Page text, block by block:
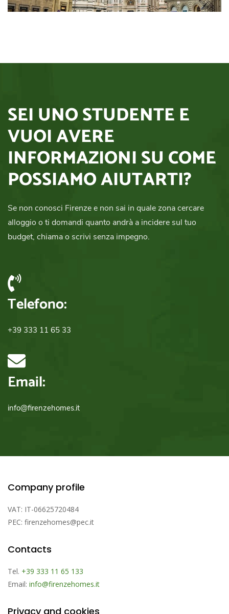
SEI UNO STUDENTE E
VUOI AVERE
INFORMAZIONI SU COME
POSSIAMO AIUTARTI?
Se non conosci Firenze e non sai in quale zona cercare
alloggio o ti domandi quanto andrà a incidere sul tuo
budget, chiama o scrivi senza impegno.
Telefono:
+39 333 11 65 33
Email:
info@firenzehomes.it
Company profile
VAT: IT-06625720484
PEC: firenzehomes@pec.it
Contacts
Tel. +39 333 11 65 133
Email: info@firenzehomes.it
Privacy and cookies